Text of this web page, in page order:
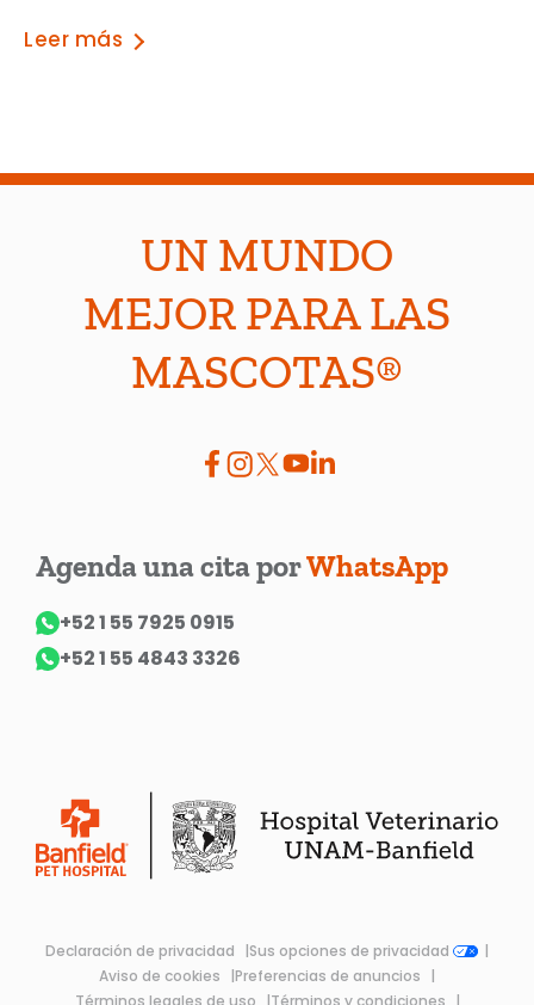
Leer más
UN MUNDO
MEJOR PARA LAS
MASCOTAS®
Agenda una cita porWhatsApp
+52 1 55 7925 0915
+52 1 55 4843 3326
Declaración de privacidad
Sus opciones de privacidad
Aviso de cookies
Preferencias de anuncios